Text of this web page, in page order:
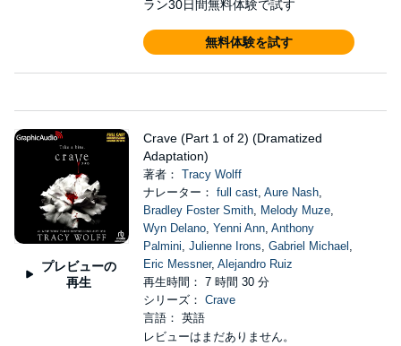
ラン30日間無料体験で試す
無料体験を試す
プレビューの
再生
Crave (Part 1 of 2) (Dramatized
Adaptation)
著者： Tracy Wolff
ナレーター： full cast, Aure Nash,
Bradley Foster Smith, Melody Muze,
Wyn Delano, Yenni Ann, Anthony
Palmini, Julienne Irons, Gabriel Michael ,
Eric Messner, Alejandro Ruiz
再生時間： 7 時間 30 分
シリーズ： Crave
言語： 英語
レビューはまだありません。